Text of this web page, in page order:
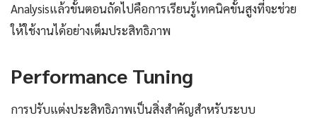
Analysisแล้วขั้นตอนถัดไปคือการเรียนรู้เทคนิคขั้นสูงที่จะช่วย
ให้ใช้งานได้อย่างเต็มประสิทธิภาพ
Performance Tuning
การปรับแต่งประสิทธิภาพเป็นสิ่งสำคัญสำหรับระบบ